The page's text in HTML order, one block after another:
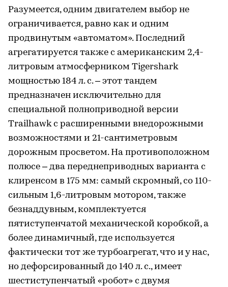
Разумеется, одним двигателем выбор не
ограничивается, равно как и одним
продвинутым «автоматом». Последний
агрегатируется также с американским 2,4-
литровым атмосферником Tigershark
мощностью 184 л. с. – этот тандем
предназначен исключительно для
специальной полноприводной версии
Trailhawk с расширенными внедорожными
возможностями и 21-сантиметровым
дорожным просветом. На противоположном
полюсе – два переднеприводных варианта с
клиренсом в 175 мм: самый скромный, со 110-
сильным 1,6-литровым мотором, также
безнаддувным, комплектуется
пятиступенчатой механической коробкой, а
более динамичный, где используется
фактически тот же турбоагрегат, что и у нас,
но дефорсированный до 140 л. с., имеет
шестиступенчатый «робот» с двумя